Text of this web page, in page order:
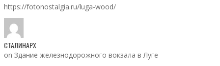
https://fotonostalgia.ru/luga-wood/
СТАЛИНАРХ
on Здание железнодорожного вокзала в Луге